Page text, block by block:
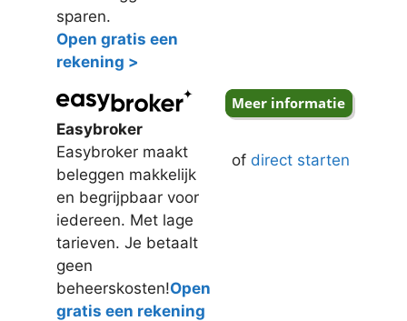
sparen.
Open gratis een
rekening >
Easybroker
Easybroker maakt
beleggen makkelijk
en begrijpbaar voor
iedereen. Met lage
tarieven. Je betaalt
geen
beheerskosten!Open
gratis een rekening
of direct starten